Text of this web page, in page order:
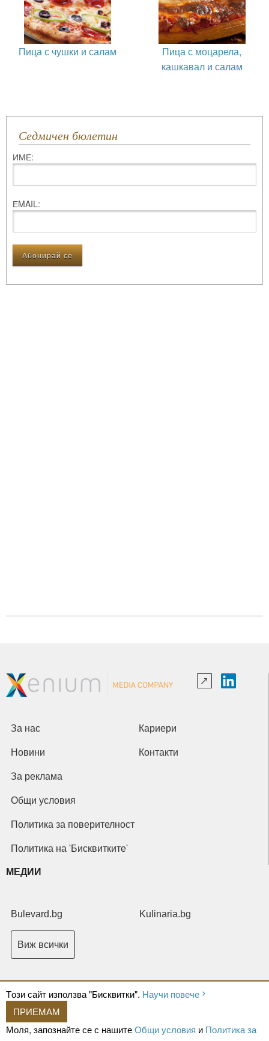
Пица с чушки и салам
Пица с моцарела,
кашкавал и салам
Седмичен бюлетин
ИМЕ:
ЕMAIL:
Tози сайт използва "Бисквитки". Научи повече
ПРИЕМАМ
Моля, запознайте се с нашитеОбщи условия и Политика за
За нас Кариери
Новини Контакти
За реклама
Общи условия
Политика за поверителност
Политика на 'Бисквитките'
МЕДИИ
Bulevard.bg Kulinaria.bg
Виж всички
Copyright © 2026 Ксениум ООД. Всички права запазени.
XeniumCompany.com